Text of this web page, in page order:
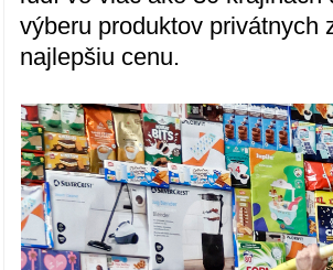
výberu produktov privátnych
najlepšiu cenu.